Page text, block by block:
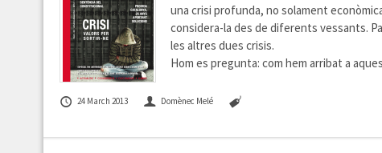
una crisi profunda, no solament
considera-la des de diferents vessants.
les altres dues crisis.
Hom es pregunta: com hem arribat a
24 March 2013 Domènec Melé